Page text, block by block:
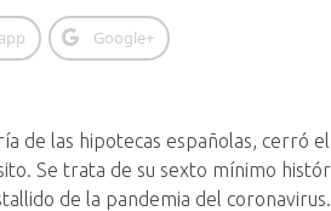
Google+
de las hipotecas españolas, cerró
Se trata de su sexto mínimo
de la pandemia del coronavirus.